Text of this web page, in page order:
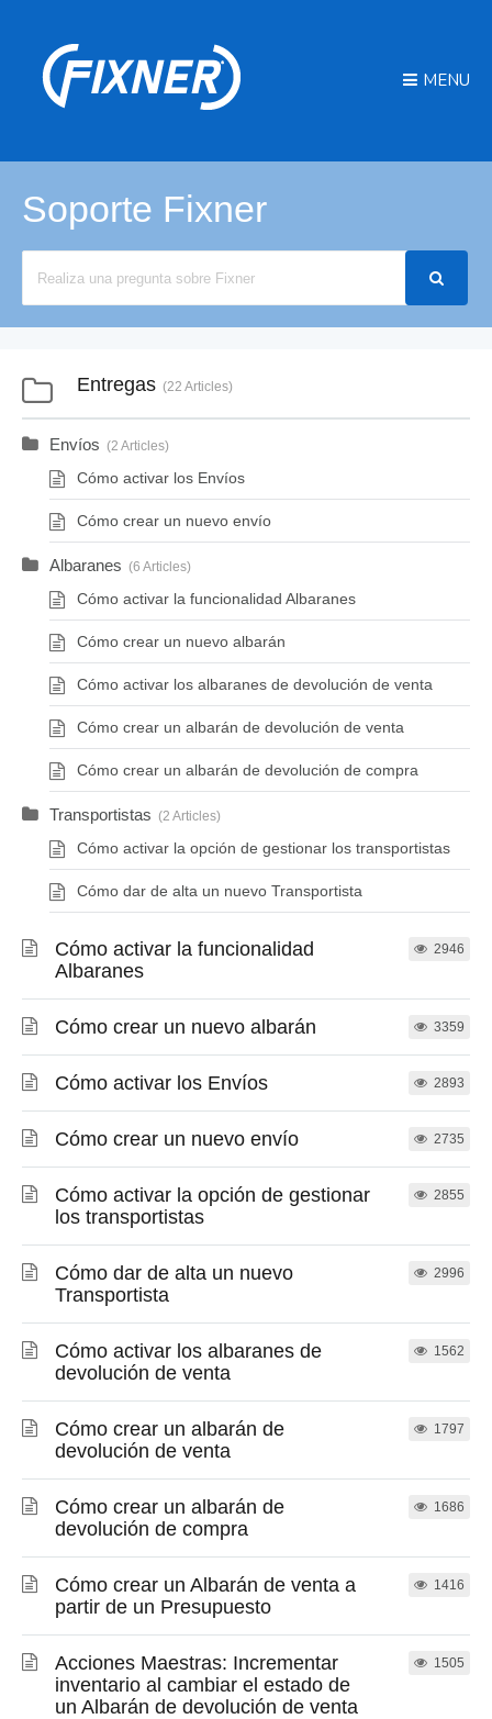
MENU
Soporte Fixner
Entregas 22 Articles
Envíos 2 Articles
Cómo activar los Envíos
Cómo crear un nuevo envío
Albaranes 6 Articles
Cómo activar la funcionalidad Albaranes
Cómo crear un nuevo albarán
Cómo activar los albaranes de devolución de venta
Cómo crear un albarán de devolución de venta
Cómo crear un albarán de devolución de compra
Transportistas 2 Articles
Cómo activar la opción de gestionar los transportistas
Cómo dar de alta un nuevo Transportista
Cómo activar la funcionalidad
Albaranes
2946
Cómo crear un nuevo albarán 3359
Cómo activar los Envíos 2893
Cómo crear un nuevo envío 2735
Cómo activar la opción de gestionar
los transportistas
2855
Cómo dar de alta un nuevo
Transportista
2996
Cómo activar los albaranes de
devolución de venta
1562
Cómo crear un albarán de
devolución de venta
1797
Cómo crear un albarán de
devolución de compra
1686
Cómo crear un Albarán de venta a
partir de un Presupuesto
1416
Acciones Maestras: Incrementar
inventario al cambiar el estado de
un Albarán de devolución de venta
1505